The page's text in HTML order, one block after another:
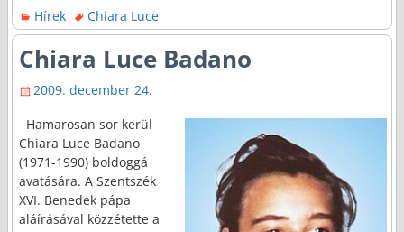
Hírek
Chiara Luce
Chiara Luce Badano
2009. december 24.
Hamarosan sor kerül
Chiara Luce Badano
(1971-1990) boldoggá
avatására. A Szentszék
XVI. Benedek pápa
aláírásával közzétette a